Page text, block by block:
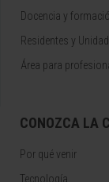
Docencia y
Residentes y
Área para
CONOZCA LA
Por qué venir
Tecnología